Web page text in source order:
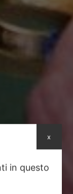
in questo
x